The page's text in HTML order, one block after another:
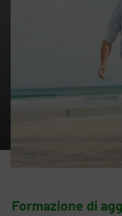
Formazione di